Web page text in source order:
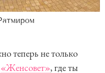
теперь не только
«Женсовет», где ты